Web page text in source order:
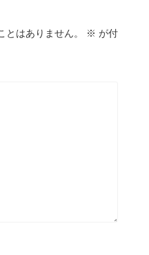
はありません。 ※ が付